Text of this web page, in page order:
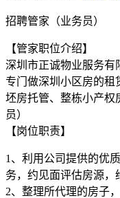
招聘管家（业务员）
【管家职位介绍】
深圳市正诚物业服务有
专门做深圳小区房的租
坯房托管、整栋小产权
员）
【岗位职责】
1、利用公司提供的优
务，约见面评估房源，
2、整理所代理的房子